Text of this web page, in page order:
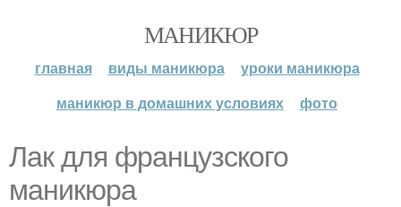
МАНИКЮР
главная виды маникюра
уроки маникюра
маникюр в домашних условиях
фото
Лак для французского
маникюра